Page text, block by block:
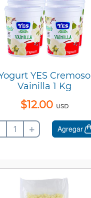
YES Cremoso
Vainilla 1 Kg
$12.00 USD
+ Agregar